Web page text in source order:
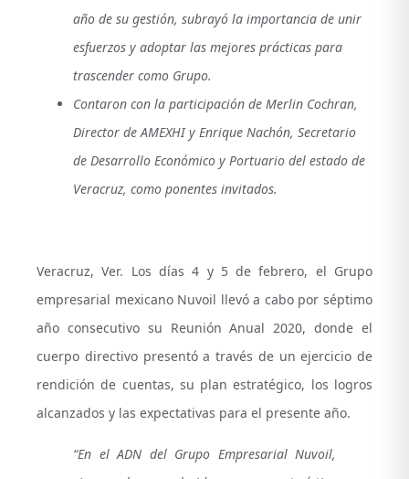
año de su gestión, subrayó la importancia de unir
esfuerzos y adoptar las mejores prácticas para
trascender como Grupo.
Contaron con la participación de Merlin Cochran,
Director de AMEXHI y Enrique Nachón, Secretario
de Desarrollo Económico y Portuario del estado de
Veracruz, como ponentes invitados.
Veracruz, Ver. Los días 4 y 5 de febrero, el Grupo
empresarial mexicano Nuvoil llevó a cabo por séptimo
año consecutivo su Reunión Anual 2020, donde el
cuerpo directivo presentó a través de un ejercicio de
rendición de cuentas, su plan estratégico, los logros
alcanzados y las expectativas para el presente año.
“En el ADN del Grupo Empresarial Nuvoil,